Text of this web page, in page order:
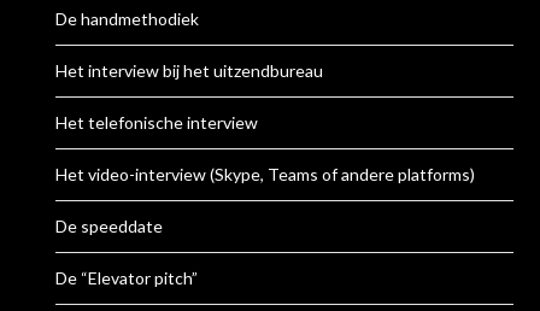
De handmethodiek
Het interview bij het uitzendbureau
Het telefonische interview
Het video-interview (Skype, Teams of andere platforms)
De speeddate
De “Elevator pitch”